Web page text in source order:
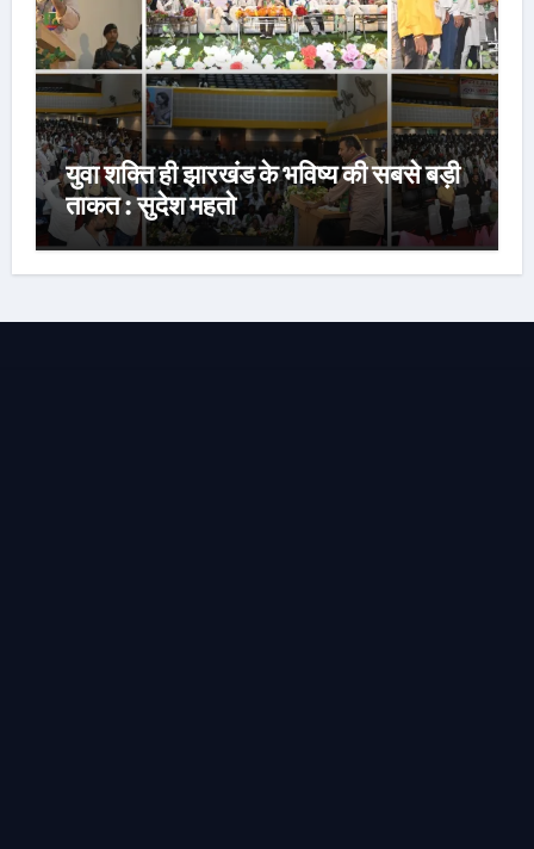
युवा शक्ति ही झारखंड के भविष्य की सबसे बड़ी
ताकत : सुदेश महतो